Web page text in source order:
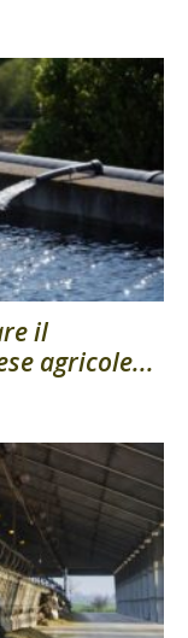
il
agricole...